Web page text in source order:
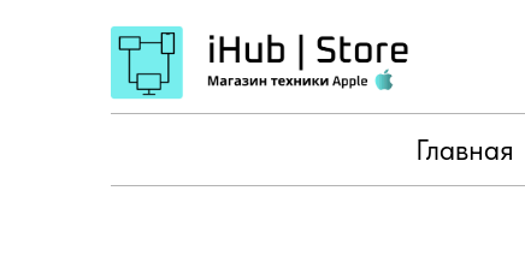
Главная